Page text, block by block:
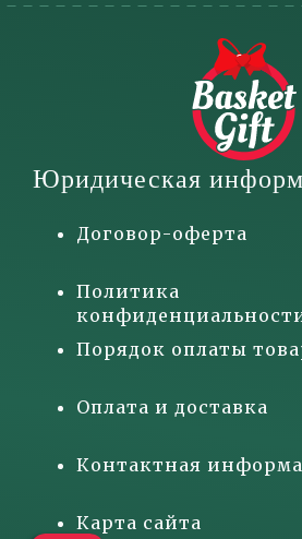
Юридическая
Договор-оферта
Политика
Порядок оплаты
Оплата и доставка
Контактная
Карта сайта